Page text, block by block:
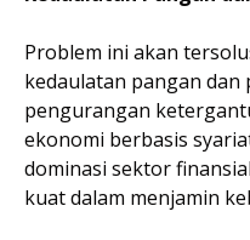
Problem ini akan
kedaulatan pangan dan
pengurangan
ekonomi berbasis
dominasi sektor
kuat dalam menjamin